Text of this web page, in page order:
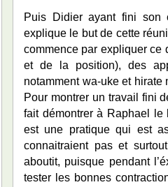
Puis Didier ayant fini son
explique le but de cette
commence par expliquer ce
et de la position), des
notamment wa-uke et
Pour montrer un travail fini
fait démontrer à Raphael
est une pratique qui est
connaitraient pas et
aboutit, puisque pendant
tester les bonnes